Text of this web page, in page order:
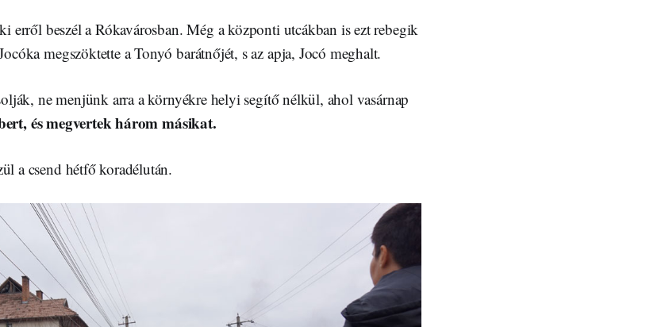
erről beszél a Rókavárosban. Még a központi utcákban is ezt rebegik
megszöktette a Tonyó barátnőjét, s az apja, Jocó meghalt.
ne menjünk arra a környékre helyi segítő nélkül, ahol vasárnap
és megvertek három másikat.
a csend hétfő koradélután.